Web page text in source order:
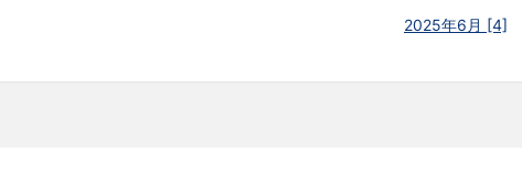
2025年6月 [4]